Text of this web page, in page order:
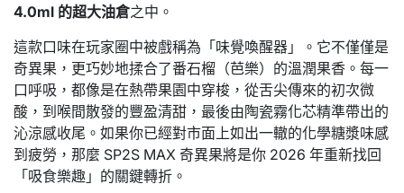
4.0ml 的超大油倉之中。
這款口味在玩家圈中被戲稱為「味覺喚醒器」。它不僅僅是
奇異果，更巧妙地揉合了番石榴（芭樂）的溫潤果香。每一
口呼吸，都像是在熱帶果園中穿梭，從舌尖傳來的初次微
酸，到喉間散發的豐盈清甜，最後由陶瓷霧化芯精準帶出的
沁涼感收尾。如果你已經對市面上如出一轍的化學糖漿味感
到疲勞，那麼 SP2S MAX 奇異果將是你 2026 年重新找回
「吸食樂趣」的關鍵轉折。